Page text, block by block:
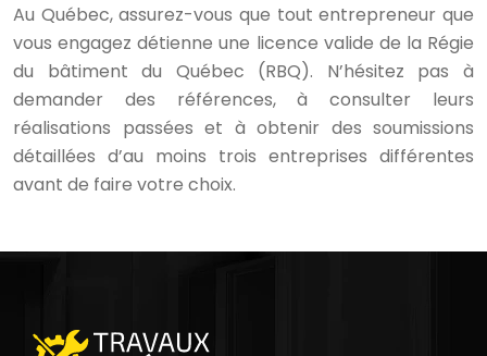
Au Québec, assurez-vous que tout entrepreneur que
vous engagez détienne une licence valide de la Régie
du bâtiment du Québec (RBQ). N’hésitez pas à
demander des références, à consulter leurs
réalisations passées et à obtenir des soumissions
détaillées d’au moins trois entreprises différentes
avant de faire votre choix.